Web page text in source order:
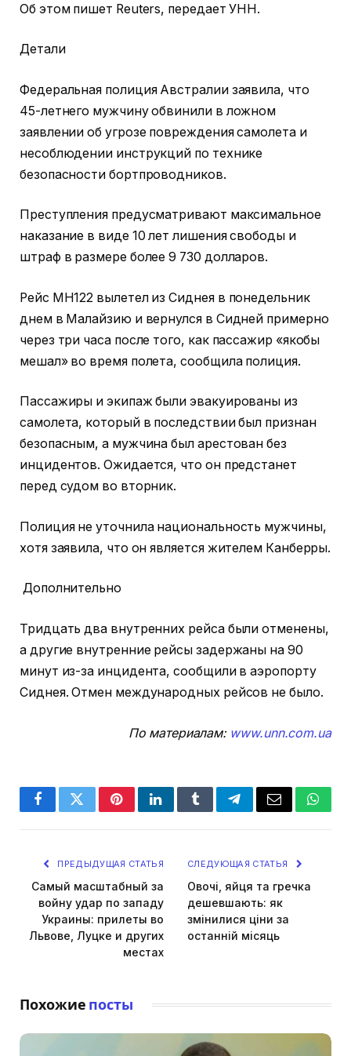
Об этом пишет Reuters, передает УНН.
Детали
Федеральная полиция Австралии заявила, что
45-летнего мужчину обвинили в ложном
заявлении об угрозе повреждения самолета и
несоблюдении инструкций по технике
безопасности бортпроводников.
Преступления предусматривают максимальное
наказание в виде 10 лет лишения свободы и
штраф в размере более 9 730 долларов.
Рейс MH122 вылетел из Сиднея в понедельник
днем в Малайзию и вернулся в Сидней примерно
через три часа после того, как пассажир «якобы
мешал» во время полета, сообщила полиция.
Пассажиры и экипаж были эвакуированы из
самолета, который в последствии был признан
безопасным, а мужчина был арестован без
инцидентов. Ожидается, что он предстанет
перед судом во вторник.
Полиция не уточнила национальность мужчины,
хотя заявила, что он является жителем Канберры.
Дополнительно
Тридцать два внутренних рейса были отменены,
а другие внутренние рейсы задержаны на 90
минут из-за инцидента, сообщили в аэропорту
Сиднея. Отмен международных рейсов не было.
По материалам: www.unn.com.ua
FacebookTwitterPinterestLinkedInTumblrTelegramEmail
ПРЕДЫДУЩАЯ СТАТЬЯ
Самый масштабный за
войну удар по западу
Украины: прилеты во
Львове, Луцке и других
местах
СЛЕДУЮЩАЯ СТАТЬЯ
Овочі, яйця та гречка
дешевшають: як
змінилися ціни за
останній місяць
Похожие посты